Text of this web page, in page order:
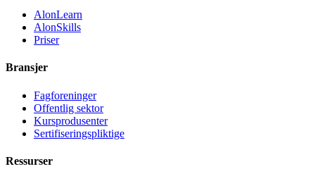
AlonLearn
AlonSkills
Priser
Bransjer
Fagforeninger
Offentlig sektor
Kursprodusenter
Sertifiseringspliktige
Ressurser